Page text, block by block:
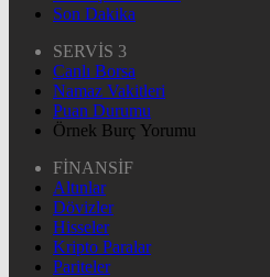
Son Dakika
SERVİS 3
Canlı Borsa
Namaz Vakitleri
Puan Durumu
Örnek Burç Yorumu
FİNANSİF
Altınlar
Dövizler
Hisseler
Kripto Paralar
Pariteler